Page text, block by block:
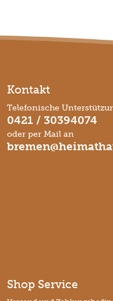
Kontakt
Telefonische
0421 / 30394074
oder per Mail an
Shop Service